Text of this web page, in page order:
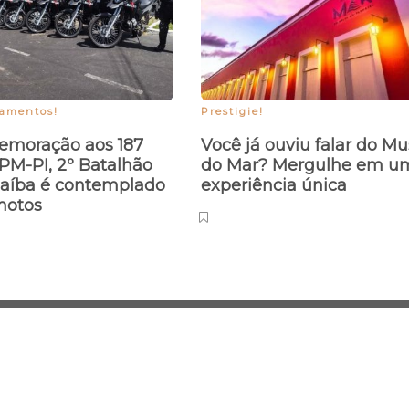
aos 187
PI, 2º Batalhão
é contemplado
Prestigie!
Você já ouviu falar do
do Mar? Mergulhe em
experiência única